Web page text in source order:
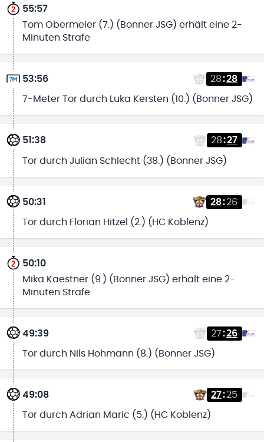
55:57
Tom Obermeier (7.) (Bonner JSG) erhält eine 2-
Minuten Strafe
53:56 28:28
7-Meter Tor durch Luka Kersten (10.) (Bonner JSG)
51:38 28:27
Tor durch Julian Schlecht (38.) (Bonner JSG)
50:31 28:26
Tor durch Florian Hitzel (2.) (HC Koblenz)
50:10
Mika Kaestner (9.) (Bonner JSG) erhält eine 2-
Minuten Strafe
49:39 27:26
Tor durch Nils Hohmann (8.) (Bonner JSG)
49:08 27:25
Tor durch Adrian Maric (5.) (HC Koblenz)